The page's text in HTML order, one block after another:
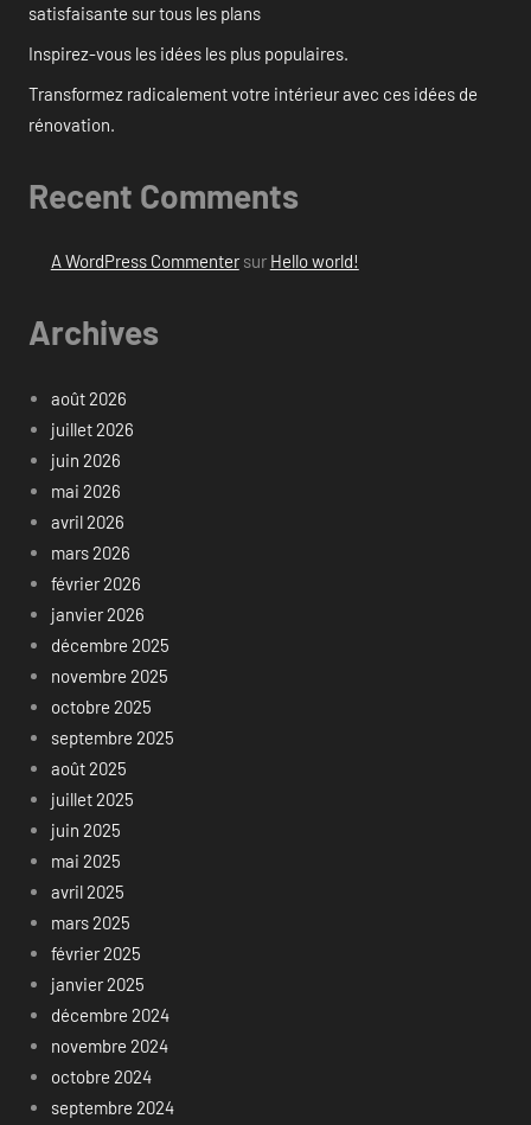
satisfaisante sur tous les plans
Inspirez-vous les idées les plus populaires.
Transformez radicalement votre intérieur avec ces idées de
rénovation.
Recent Comments
A WordPress Commentersur Hello world!
Archives
août 2026
juillet 2026
juin 2026
mai 2026
avril 2026
mars 2026
février 2026
janvier 2026
décembre 2025
novembre 2025
octobre 2025
septembre 2025
août 2025
juillet 2025
juin 2025
mai 2025
avril 2025
mars 2025
février 2025
janvier 2025
décembre 2024
novembre 2024
octobre 2024
septembre 2024